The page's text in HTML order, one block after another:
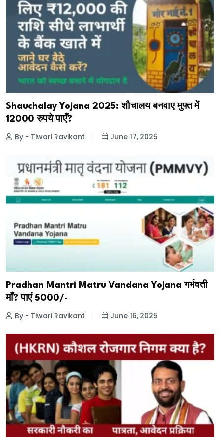
Shauchalay Yojana 2025: शौचालय बनवाए मुफ्त में
₹12000 रुपये पाएँ?
By - Tiwari Ravikant June 17, 2025
Pradhan Mantri Matru Vandana Yojana गर्भवती
माँ? पाएं ₹5000/-
By - Tiwari Ravikant June 16, 2025